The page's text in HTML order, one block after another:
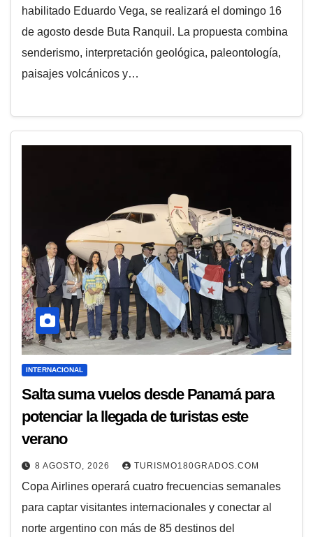
habilitado Eduardo Vega, se realizará el domingo 16
de agosto desde Buta Ranquil. La propuesta combina
senderismo, interpretación geológica, paleontología,
paisajes volcánicos y…
INTERNACIONAL
Salta suma vuelos desde Panamá para
potenciar la llegada de turistas este
verano
8 AGOSTO, 2026 TURISMO180GRADOS.COM
Copa Airlines operará cuatro frecuencias semanales
para captar visitantes internacionales y conectar al
norte argentino con más de 85 destinos del